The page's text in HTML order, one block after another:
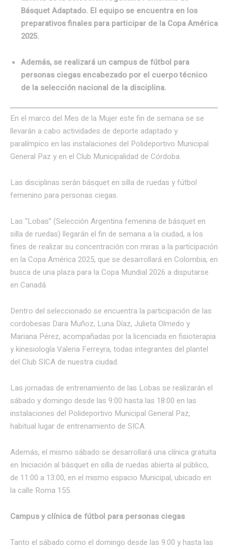
Básquet Adaptado. El equipo se encuentra en los
preparativos finales para participar de la Copa América
2025.
Además, se realizará un campus de fútbol para
personas ciegas encabezado por el cuerpo técnico
de la selección nacional de la disciplina.
En el marco del Mes de la Mujer este fin de semana se se
llevarán a cabo actividades de deporte adaptado y
paralímpico en las instalaciones del Polideportivo Municipal
General Paz y en el Club Municipalidad de Córdoba.
Las disciplinas serán básquet en silla de ruedas y fútbol
femenino para personas ciegas.
Las “Lobas” (Selección Argentina femenina de básquet en
silla de ruedas) llegarán el fin de semana a la ciudad, a los
fines de realizar su concentración con miras a la participación
en la Copa América 2025, que se desarrollará en Colombia, en
busca de una plaza para la Copa Mundial 2026 a disputarse
en Canadá.
Dentro del seleccionado se encuentra la participación de las
cordobesas Dara Muñoz, Luna Díaz, Julieta Olmedo y
Mariana Pérez, acompañadas por la licenciada en fisioterapia
y kinesiología Valeria Ferreyra, todas integrantes del plantel
del Club SICA de nuestra ciudad.
Las jornadas de entrenamiento de las Lobas se realizarán el
sábado y domingo desde las 9:00 hasta las 18:00 en las
instalaciones del Polideportivo Municipal General Paz,
habitual lugar de entrenamiento de SICA.
Además, el mismo sábado se desarrollará una clínica gratuita
en Iniciación al básquet en silla de ruedas abierta al público,
de 11:00 a 13:00, en el mismo espacio Municipal, ubicado en
la calle Roma 155.
Campus y clínica de fútbol para personas ciegas
Tanto el sábado como el domingo desde las 9:00 y hasta las